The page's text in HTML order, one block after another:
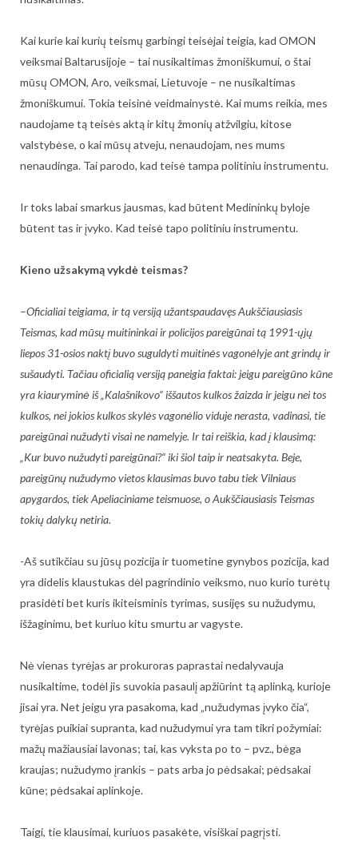
Kai kurie kai kurių teismų garbingi teisėjai teigia, kad OMON
veiksmai Baltarusijoje – tai nusikaltimas žmoniškumui, o štai
mūsų OMON, Aro, veiksmai, Lietuvoje – ne nusikaltimas
žmoniškumui. Tokia teisinė veidmainystė. Kai mums reikia, mes
naudojame tą teisės aktą ir kitų žmonių atžvilgiu, kitose
valstybėse, o kai mūsų atveju, nenaudojam, nes mums
nenaudinga. Tai parodo, kad teisė tampa politiniu instrumentu.
Ir toks labai smarkus jausmas, kad būtent Medininkų byloje
būtent tas ir įvyko. Kad teisė tapo politiniu instrumentu.
Kieno užsakymą vykdė teismas?
–Oficialiai teigiama, ir tą versiją užantspaudavęs Aukščiausiasis
Teismas, kad mūsų muitininkai ir policijos pareigūnai tą 1991-ųjų
liepos 31-osios naktį buvo suguldyti muitinės vagonėlyje ant grindų ir
sušaudyti. Tačiau oficialią versiją paneigia faktai: jeigu pareigūno kūne
yra kiauryminė iš „Kalašnikovo“ iššautos kulkos žaizda ir jeigu nei tos
kulkos, nei jokios kulkos skylės vagonėlio viduje nerasta, vadinasi, tie
pareigūnai nužudyti visai ne namelyje. Ir tai reiškia, kad į klausimą:
„Kur buvo nužudyti pareigūnai?“ iki šiol taip ir neatsakyta. Beje,
pareigūnų nužudymo vietos klausimas buvo tabu tiek Vilniaus
apygardos, tiek Apeliaciniame teismuose, o Aukščiausiasis Teismas
tokių dalykų netiria.
-Aš sutikčiau su jūsų pozicija ir tuometine gynybos pozicija, kad
yra didelis klaustukas dėl pagrindinio veiksmo, nuo kurio turėtų
prasidėti bet kuris ikiteisminis tyrimas, susijęs su nužudymu,
išžaginimu, bet kuriuo kitu smurtu ar vagyste.
Nė vienas tyrėjas ar prokuroras paprastai nedalyvauja
nusikaltime, todėl jis suvokia pasaulį apžiūrint tą aplinką, kurioje
jisai yra. Net jeigu yra pasakoma, kad „nužudymas įvyko čia“,
tyrėjas puikiai supranta, kad nužudymui yra tam tikri požymiai:
mažų mažiausiai lavonas; tai, kas vyksta po to – pvz., bėga
kraujas; nužudymo įrankis – pats arba jo pėdsakai; pėdsakai
kūne; pėdsakai aplinkoje.
Taigi, tie klausimai, kuriuos pasakėte, visiškai pagrįsti.